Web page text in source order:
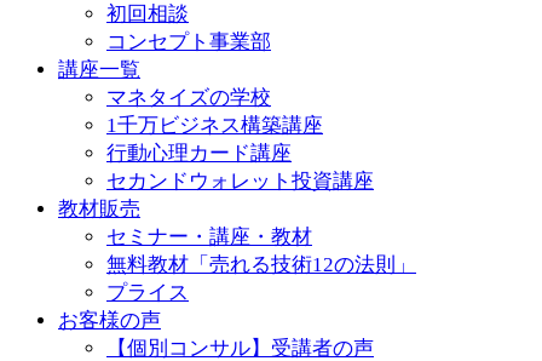
初回相談
コンセプト事業部
講座一覧
マネタイズの学校
1千万ビジネス構築講座
行動心理カード講座
セカンドウォレット投資講座
教材販売
セミナー・講座・教材
無料教材「売れる技術12の法則」
プライス
お客様の声
【個別コンサル】受講者の声